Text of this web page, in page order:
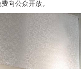
向公众开放。